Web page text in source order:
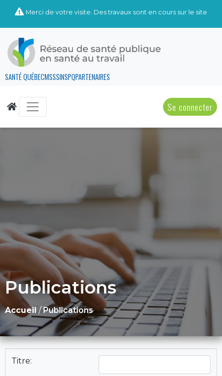
Merci de votre visite. Des travaux sont en cours sur le site
SANTÉ QUÉBECMSSSINSPQPARTENAIRES
Se connecter
Publications
Accueil /Publications
Titre: